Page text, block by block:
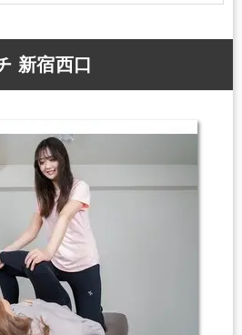
新宿西口